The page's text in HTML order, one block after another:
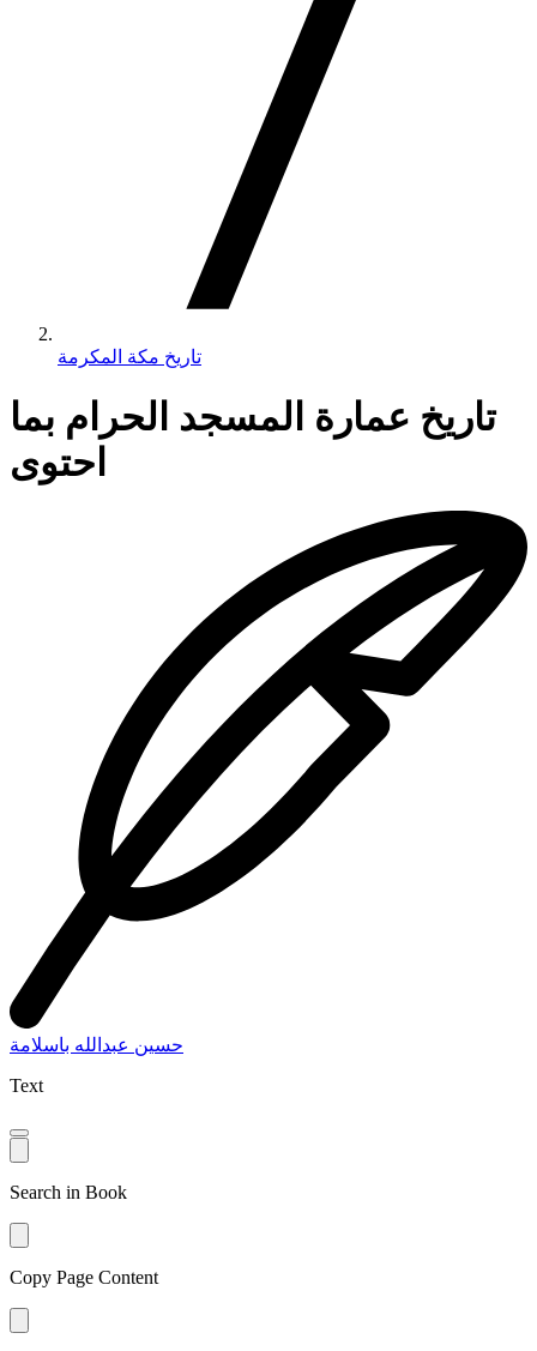
تاريخ مكة المكرمة
تاريخ عمارة المسجد الحرام بما
احتوى
حسين عبدالله باسلامة
Text
Search in Book
Copy Page Content